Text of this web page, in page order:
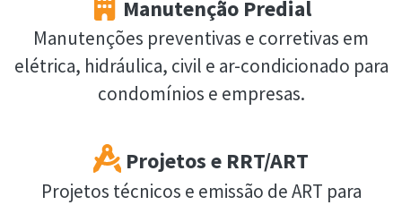
Manutenção Predial
Manutenções preventivas e corretivas em
elétrica, hidráulica, civil e ar-condicionado para
condomínios e empresas.
Projetos e RRT/ART
Projetos técnicos e emissão de ART para